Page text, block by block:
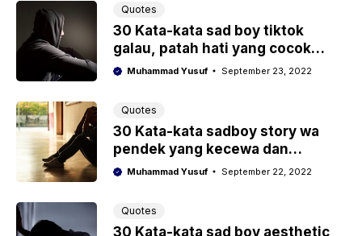
Quotes
30 Kata-kata sad boy tiktok
galau, patah hati yang cocok
untuk caption
Muhammad Yusuf September 23, 2022
Quotes
30 Kata-kata sadboy story wa
pendek yang kecewa dan
menyesal
Muhammad Yusuf September 22, 2022
Quotes
30 Kata-kata sad boy aesthetic